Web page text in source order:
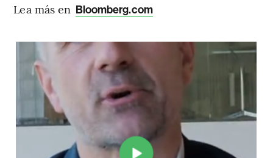
Lea más en Bloomberg.com